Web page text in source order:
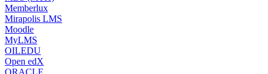
Memberlux
Mirapolis LMS
Moodle
MyLMS
OILEDU
Open edX
ORACLE